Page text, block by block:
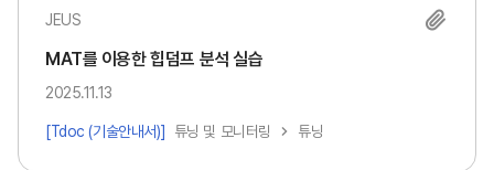
JEUS
MAT를 이용한 힙덤프 분석 실습
2025.11.13
[Tdoc (기술안내서)] 튜닝 및 모니터링 튜닝